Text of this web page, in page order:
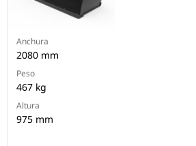
Anchura
2080 mm
Peso
467 kg
Altura
975 mm